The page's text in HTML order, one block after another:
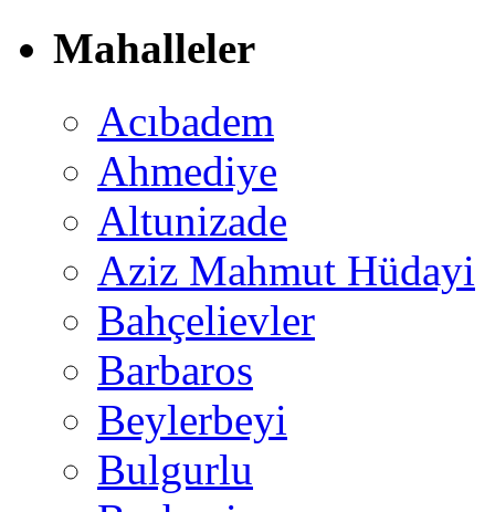
Mahalleler
Acıbadem
Ahmediye
Altunizade
Aziz Mahmut Hüdayi
Bahçelievler
Barbaros
Beylerbeyi
Bulgurlu